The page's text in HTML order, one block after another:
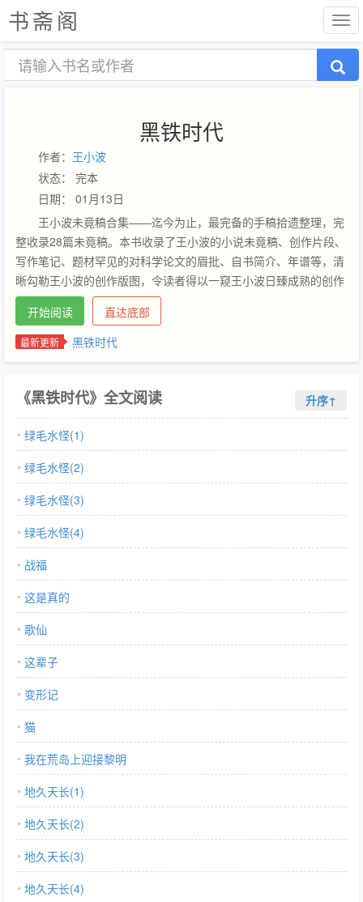
书斋阁
黑铁时代
作者： 王小波
状态： 完本
日期： 01月13日
王小波未竟稿合集——迄今为止，最完备的手稿拾遗整理，完
整收录28篇未竟稿。本书收录了王小波的小说未竟稿、创作片段、
写作笔记、题材罕见的对科学论文的眉批、自书简介、年谱等，清
晰勾勒王小波的创作版图，令读者得以一窥王小波日臻成熟的创作
过程。…
开始阅读 直达底部
最新更新 黑铁时代
《黑铁时代》全文阅读 升序↑
绿毛水怪(1)
绿毛水怪(2)
绿毛水怪(3)
绿毛水怪(4)
战福
这是真的
歌仙
这辈子
变形记
猫
我在荒岛上迎接黎明
地久天长(1)
地久天长(2)
地久天长(3)
地久天长(4)